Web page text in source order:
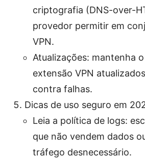
criptografia (DNS-over-
provedor permitir em
VPN.
Atualizações: mantenha
extensão VPN
contra falhas.
Dicas de uso seguro em
Leia a política de logs:
que não vendem dados
tráfego desnecessário.